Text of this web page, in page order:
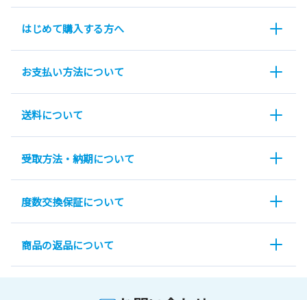
はじめて購入する方へ
お支払い方法について
送料について
受取方法・納期について
度数交換保証について
商品の返品について